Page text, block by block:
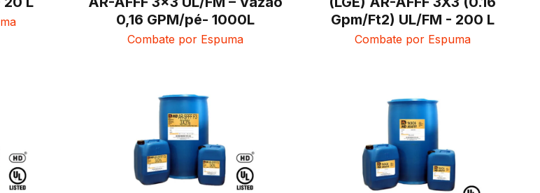
0,16 GPM/pé- 1000L
Combate por Espuma
Gpm/Ft2) UL/FM - 200 L
Combate por Espuma